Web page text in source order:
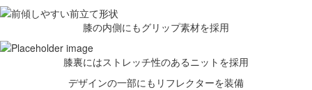
膝の内側にもグリップ素材を採用
膝裏にはストレッチ性のあるニットを採用
デザインの一部にもリフレクターを装備